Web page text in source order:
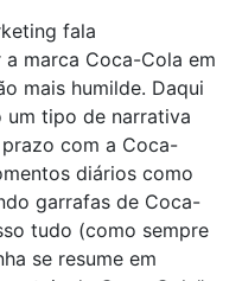
fala
marca Coca-Cola em
mais humilde. Daqui
um tipo de narrativa
com a Coca-
diários como
garrafas de Coca-
tudo (como sempre
se resume em